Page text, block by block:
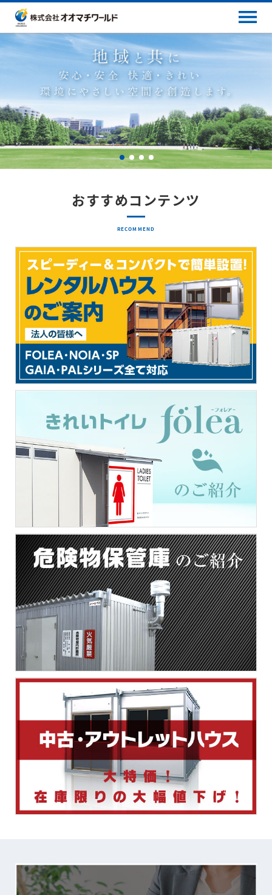
おすすめコンテンツ
RECOMMEND